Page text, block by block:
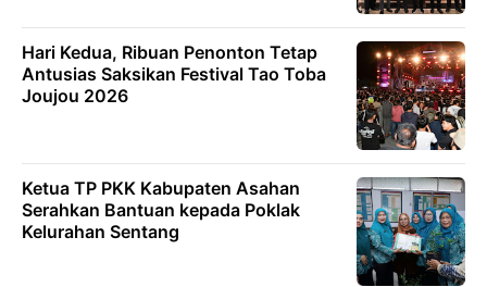
Hari Kedua, Ribuan Penonton Tetap
Antusias Saksikan Festival Tao Toba
Joujou 2026
Ketua TP PKK Kabupaten Asahan
Serahkan Bantuan kepada Poklak
Kelurahan Sentang